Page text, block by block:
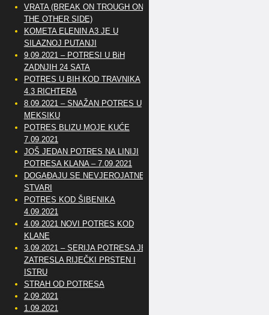
VRATA (BREAK ON TROUGH ON
THE OTHER SIDE)
KOMETA ELENIN A3 JE U
SILAZNOJ PUTANJI
9.09.2021 – POTRESI U BiH
ZADNJIH 24 SATA
POTRES U BIH KOD TRAVNIKA
4.3 RICHTERA
8.09.2021 – SNAŽAN POTRES U
MEKSIKU
POTRES BLIZU MOJE KUĆE
7.09.2021
JOŠ JEDAN POTRES NA LINIJI
POTRESA KLANA – 7.09.2021
DOGAĐAJU SE NEVJEROJATNE
STVARI
POTRES KOD ŠIBENIKA
4.09.2021
4.09.2021 NOVI POTRES KOD
KLANE
3.09.2021 – SERIJA POTRESA JE
ZATRESLA RIJEČKI PRSTEN I
ISTRU
STRAH OD POTRESA
2.09.2021
1.09.2021